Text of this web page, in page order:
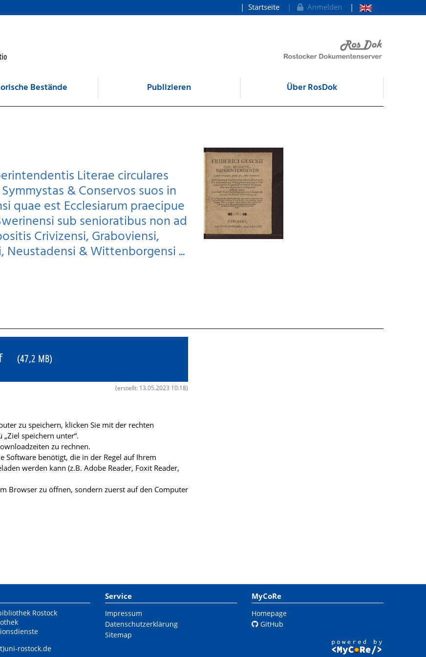
Startseite Anmelden
Bestände Publizieren Über RosDok
Literae circulares
& Conservos suos in
quae est Ecclesiarum praecipue
sub senioratibus non ad
Crivizensi, Graboviensi,
Neustadensi & Wittenborgensi ...
(47,2 MB)
(erstellt: 13.05.2023 10:18)
zu speichern, klicken Sie mit der rechten
speichern unter“.
zu rechnen.
Software benötigt, die in der Regel auf Ihrem
werden kann (z.B. Adobe Reader, Foxit Reader,
Browser zu öffnen, sondern zuerst auf den Computer
Rostock
rostock.de
Service
Impressum
Datenschutzerklärung
Sitemap
MyCoRe
Homepage
GitHub